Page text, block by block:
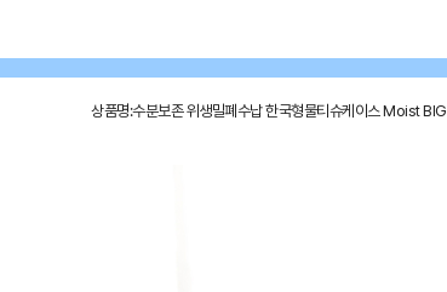
상품명:수분보존 위생밀폐수납 한국형물티슈케이스 Moist BIG